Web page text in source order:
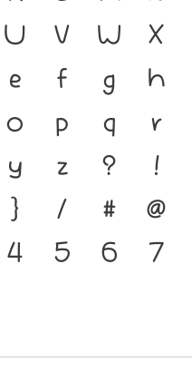
U
V W X
e
f g h
o
p q r
y
z ? !
}
/ # @
4
5 6 7
เชื่อมตัวตนขอ
ปัจจุบัน ตัวพิม
ทำให้ภาษาดำ
พัฒนาทันกระแ
โครงสร้างแกร่
ของชาติ จากปั